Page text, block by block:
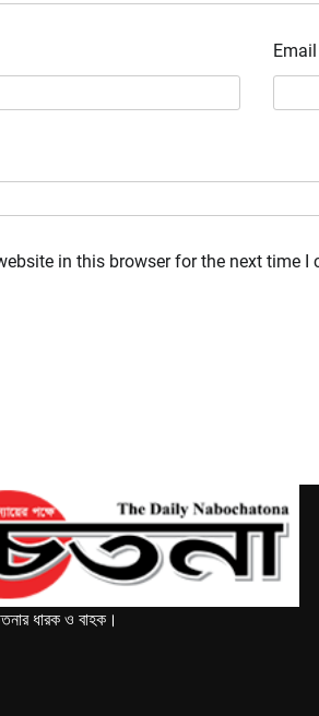
Email
in this browser for the next time I
ধারক ও বাহক।